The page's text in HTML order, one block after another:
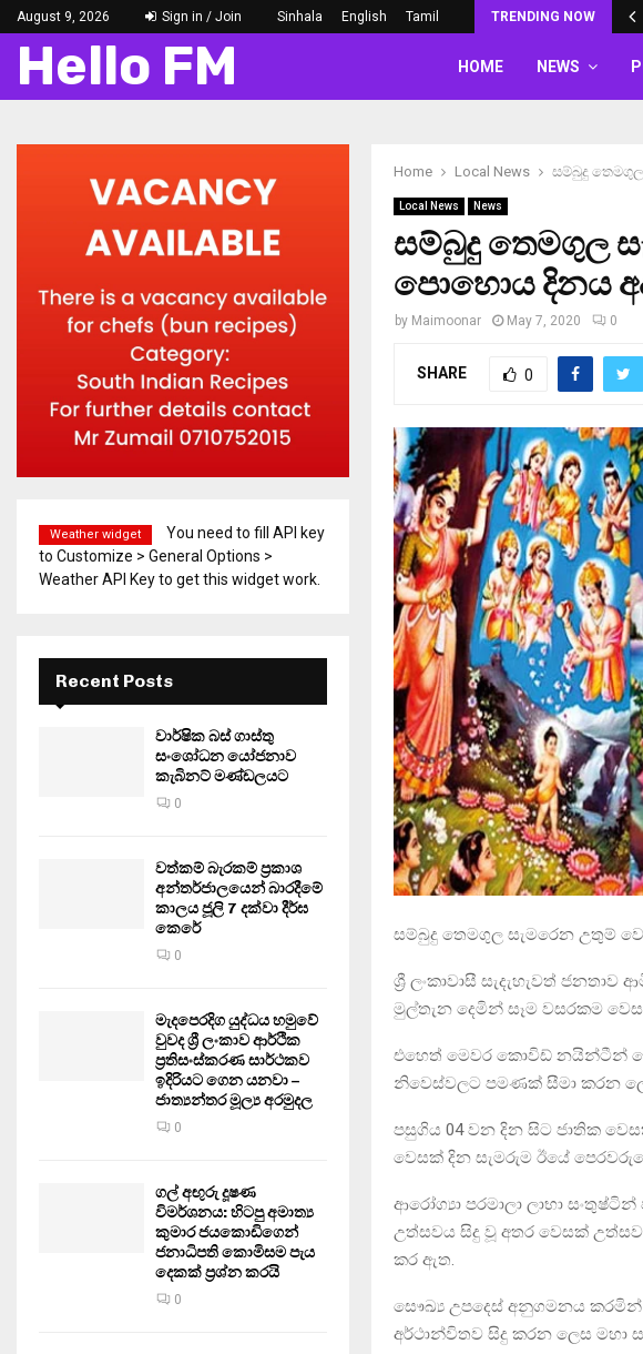
August 9, 2026 Sign in / Join Sinhala English Tamil TRENDING NOW
Hello FM HOME NEWS
Home Local News සම්බුදු
Local News News
සම්බුදු තෙමගුල
පොහොය දිනය
by Maimoonar May 7, 2020 0
SHARE 0
සම්බුදු තෙමගුල සැමරෙන උතුම්
ශ්‍රී ලංකාවාසී සැදැහැවත්
මුල්තැන දෙමින් සෑම වසරකම
එහෙත් මෙවර කොවිඩ් නයින්ටීන්
නිවෙස්වලට පමණක් සීමා කරන
පසුගිය 04 වන දින සිට ජාතික
වෙසක් දින සැමරුම ඊයේ
ආරෝග්‍යා පරමාලා ලාභා
උත්සවය සිදු වූ අතර වෙසක්
කර ඇත.
සෞඛ්‍ය උපදෙස් අනුගමනය
අර්ථාන්විතව සිදු කරන ලෙස මහා
Weather widget
You need to fill API key
to Customize > General Options >
Weather API Key to get this widget work.
Recent Posts
වාර්ෂික බස් ගාස්තු
සංශෝධන යෝජනාව
කැබිනට් මණ්ඩලයට
0
වත්කම් බැරකම් ප්‍රකාශ
අන්තර්ජාලයෙන් බාරදීමේ
කාලය ජූලි 7 දක්වා දීර්ඝ
කෙරේ
0
මැදපෙරදිග යුද්ධය හමුවේ
වුවද ශ්‍රී ලංකාව ආර්ථික
ප්‍රතිසංස්කරණ සාර්ථකව
ඉදිරියට ගෙන යනවා –
ජාත්‍යන්තර මූල්‍ය අරමුදල
0
ගල් අඟුරු දූෂණ
විමර්ශනය: හිටපු අමාත්‍ය
කුමාර ජයකොඩිගෙන්
ජනාධිපති කොමිසම පැය
දෙකක් ප්‍රශ්න කරයි
0